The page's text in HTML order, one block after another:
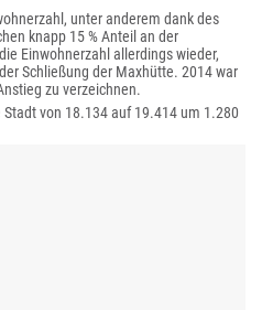
unter anderem dank des
knapp 15 % Anteil an der
Einwohnerzahl allerdings wieder,
Schließung der Maxhütte. 2014 war
zu verzeichnen.
von 18.134 auf 19.414 um 1.280